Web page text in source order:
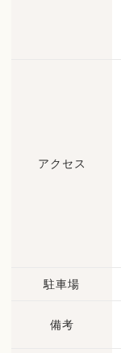
アクセス
駐車場
備考